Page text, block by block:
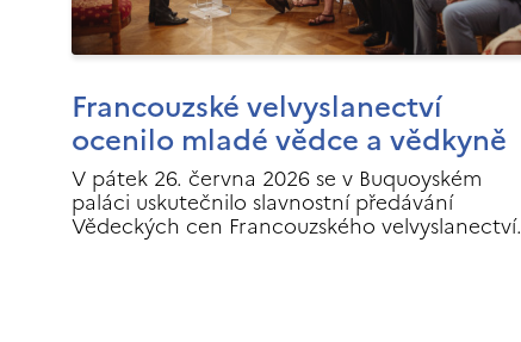
Francouzské velvyslanectví
ocenilo mladé vědce a vědkyně
V pátek 26. června 2026 se v Buquoyském
paláci uskutečnilo slavnostní předávání
Vědeckých cen Francouzského velvyslanectví.